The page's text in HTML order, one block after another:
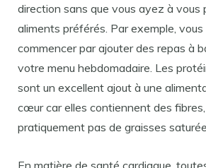
direction sans que vous ayez à vous
aliments préférés. Par exemple,
commencer par ajouter des repas à
votre menu hebdomadaire. Les
sont un excellent ajout à une
cœur car elles contiennent des
pratiquement pas de graisses
En matière de santé cardiaque,